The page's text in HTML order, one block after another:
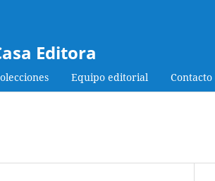
Editora
Equipo editorial Contacto